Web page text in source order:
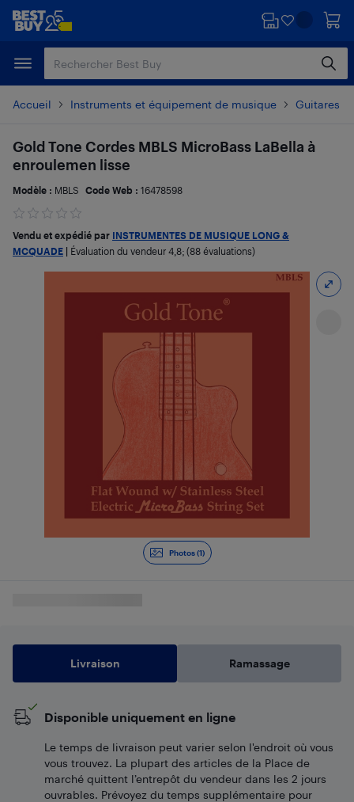
Passer
principal
Passer
Accueil Instruments et équipement de musique Guitares
Photos (1)
Gold Tone Cordes MBLS MicroBass LaBella à
enroulemen lisse
Modèle : MBLS Code Web : 16478598
Vendu et expédié par INSTRUMENTES DE MUSIQUE LONG &
MCQUADE
Évaluation du vendeur 4,8; (88 évaluations)
Livraison Ramassage
Disponible uniquement en ligne
Le temps de livraison peut varier selon l'endroit où vous
vous trouvez. La plupart des articles de la Place de
marché quittent l’entrepôt du vendeur dans les 2 jours
ouvrables. Prévoyez du temps supplémentaire pour